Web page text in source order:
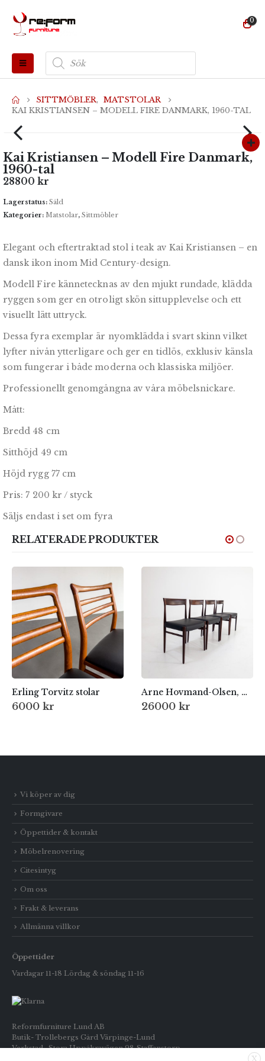
0
Produktsökning
SITTMÖBLER, MATSTOLAR
KAI KRISTIANSEN – MODELL FIRE DANMARK, 1960-TAL
Kai Kristiansen – Modell Fire Danmark,
1960-tal
28800 kr
Lagerstatus: Såld
Kategorier: Matstolar, Sittmöbler
Elegant och eftertraktad stol i teak av Kai Kristiansen – en
dansk ikon inom Mid Century-design.
Modell Fire kännetecknas av den mjukt rundade, klädda
ryggen som ger en otroligt skön sittupplevelse och ett
visuellt lätt uttryck.
Dessa fyra exemplar är nyomklädda i svart skinn vilket
lyfter nivån ytterligare och ger en tidlös, exklusiv känsla
som fungerar i både moderna och klassiska miljöer.
Professionellt genomgångna av våra möbelsnickare.
Mått:
Bredd 48 cm
Sitthöjd 49 cm
Höjd rygg 77 cm
Pris: 7 200 kr / styck
Säljs endast i set om fyra
RELATERADE PRODUKTER
Erling Torvitz stolar
6000 kr
Arne Hovmand-Olsen, Danmark 60-tal
26000 kr
Vi köper av dig
Formgivare
Öppettider & kontakt
Möbelrenovering
Citesintyg
Om oss
Frakt & leverans
Allmänna villkor
Öppettider
Vardagar 11-18 Lördag & söndag 11-16
Reformfurniture Lund AB
Butik- Trollebergs Gård Värpinge-Lund
Verkstad- Stora Uppåkravägen 98 Staffanstorp
X